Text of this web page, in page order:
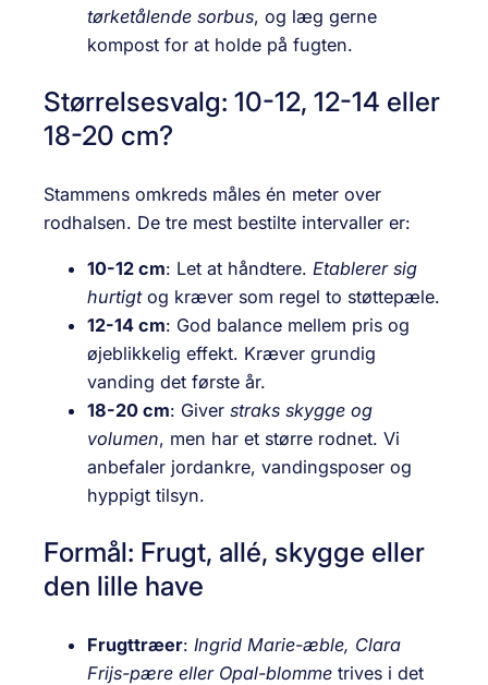
tørketålende sorbus, og læg gerne
kompost for at holde på fugten.
Størrelsesvalg: 10-12, 12-14 eller
18-20 cm?
Stammens omkreds måles én meter over
rodhalsen. De tre mest bestilte intervaller er:
10-12 cm: Let at håndtere. Etablerer sig
hurtigtog kræver som regel to støttepæle.
12-14 cm: God balance mellem pris og
øjeblikkelig effekt. Kræver grundig
vanding det første år.
18-20 cm: Giver straks skygge og
volumen, men har et større rodnet. Vi
anbefaler jordankre, vandingsposer og
hyppigt tilsyn.
Formål: Frugt, allé, skygge eller
den lille have
Frugttræer: Ingrid Marie-æble, Clara
Frijs-pære eller Opal-blomme trives i det